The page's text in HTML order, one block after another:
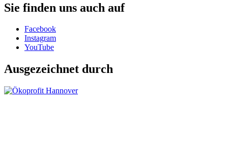
Sie finden uns auch auf
Facebook
Instagram
YouTube
Ausgezeichnet durch